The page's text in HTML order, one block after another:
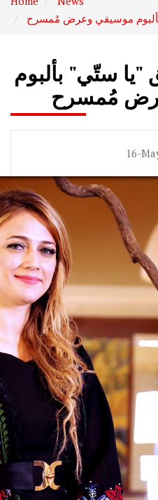
بألبوم موسيقي وعرض مُمسرح
"يا ستّي" بألبوم
مُمسرح
16-